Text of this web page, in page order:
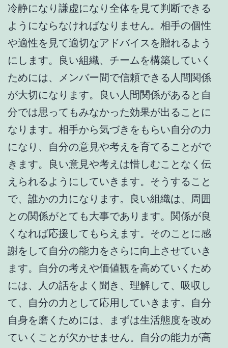
冷静になり謙虚になり全体を見て判断できる
ようにならなければなりません。相手の個性
や適性を見て適切なアドバイスを贈れるよう
にします。良い組織、チームを構築していく
ためには、メンバー間で信頼できる人間関係
が大切になります。良い人間関係があると自
分では思ってもみなかった効果が出ることに
なります。相手から気づきをもらい自分の力
になり、自分の意見や考えを育てることがで
きます。良い意見や考えは惜しむことなく伝
えられるようにしていきます。そうすること
で、誰かの力になります。良い組織は、周囲
との関係がとても大事であります。関係が良
くなれば応援してもらえます。そのことに感
謝をして自分の能力をさらに向上させていき
ます。自分の考えや価値観を高めていくため
には、人の話をよく聞き、理解して、吸収し
て、自分の力として応用していきます。自分
自身を磨くためには、まずは生活態度を改め
ていくことが欠かせません。自分の能力が高